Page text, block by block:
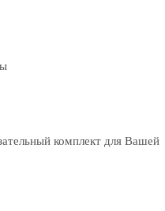
комплект для Вашей